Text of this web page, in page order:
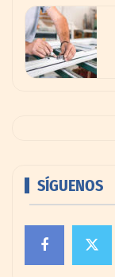
SÍGUENOS